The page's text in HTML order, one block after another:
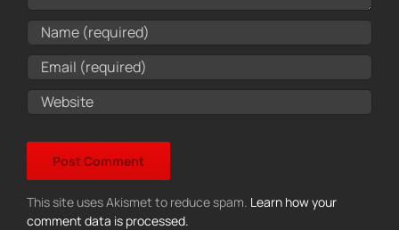
This site uses Akismet to reduce spam. Learn how your
comment data is processed.